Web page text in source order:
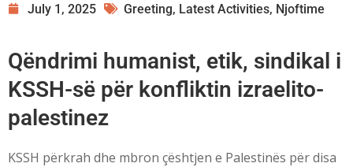
July 1, 2025 Greeting, Latest Activities, Njoftime
Qëndrimi humanist, etik, sindikal i
KSSH-së për konfliktin izraelito-
palestinez
KSSH përkrah dhe mbron çështjen e Palestinës për disa